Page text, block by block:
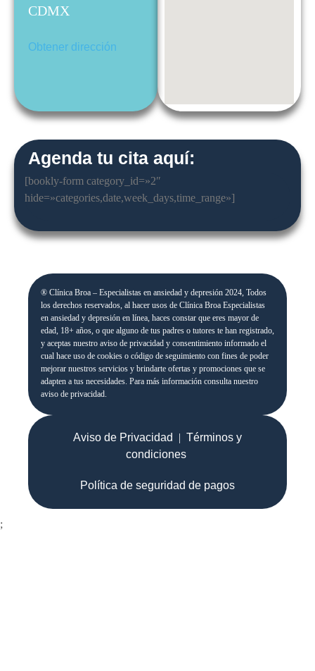
CDMX
Obtener dirección
Agenda tu cita aquí:
[bookly-form category_id=»2″
hide=»categories,date,week_days,time_range»]
Aviso de Privacidad
Términos y
condiciones
Política de seguridad de pagos
® Clínica Broa – Especialistas en ansiedad y depresión 2024, Todos
los derechos reservados, al hacer usos de Clínica Broa Especialistas
en ansiedad y depresión en línea, haces constar que eres mayor de
edad, 18+ años, o que alguno de tus padres o tutores te han registrado,
y aceptas nuestro aviso de privacidad y consentimiento informado el
cual hace uso de cookies o código de seguimiento con fines de poder
mejorar nuestros servicios y brindarte ofertas y promociones que se
adapten a tus necesidades. Para más información consulta nuestro
aviso de privacidad.
;